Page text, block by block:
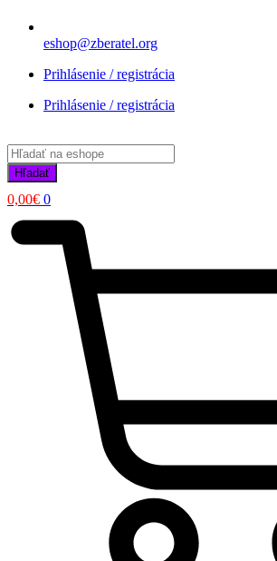
eshop@zberatel.org
Prihlásenie / registrácia
Prihlásenie / registrácia
Products
search
Hľadať
0,00€ 0